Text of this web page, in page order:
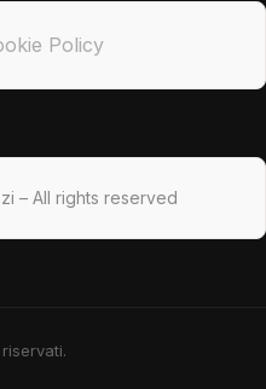
Policy
– All rights reserved